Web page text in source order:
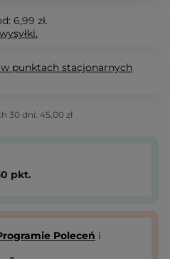
6,99 zł.
punktach stacjonarnych
30 dni: 45,00 zł
pkt.
Poleceń i